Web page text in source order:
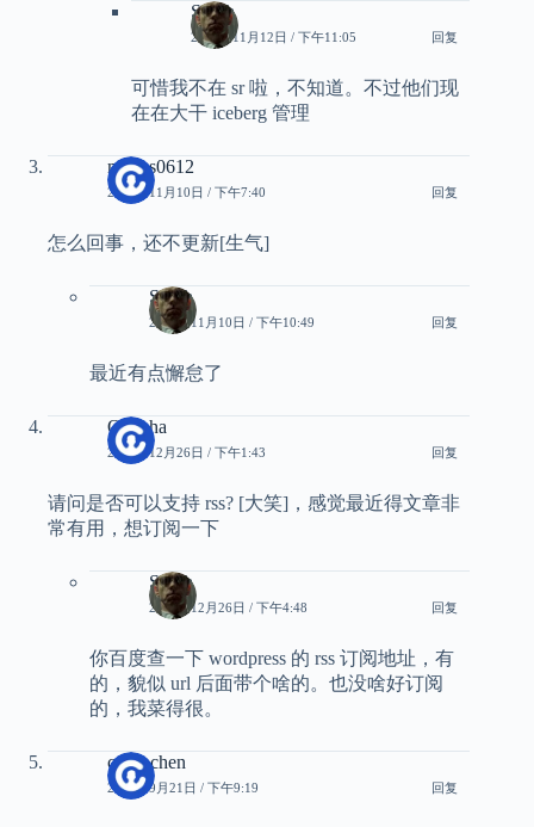
Smith
2025年11月12日 / 下午11:05 回复
可惜我不在 sr 啦，不知道。不过他们现
在在大干 iceberg 管理
mxdzs0612
2025年11月10日 / 下午7:40 回复
怎么回事，还不更新[生气]
Smith
2025年11月10日 / 下午10:49 回复
最近有点懈怠了
Quhaha
2024年12月26日 / 下午1:43 回复
请问是否可以支持 rss? [大笑]，感觉最近得文章非
常有用，想订阅一下
Smith
2024年12月26日 / 下午4:48 回复
你百度查一下 wordpress 的 rss 订阅地址，有
的，貌似 url 后面带个啥的。也没啥好订阅
的，我菜得很。
carry chen
2024年9月21日 / 下午9:19 回复